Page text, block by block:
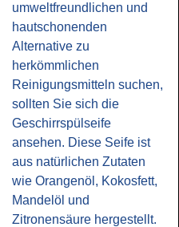
umweltfreundlichen und
hautschonenden
Alternative zu
herkömmlichen
Reinigungsmitteln suchen,
sollten Sie sich die
Geschirrspülseife
ansehen. Diese Seife ist
aus natürlichen Zutaten
wie Orangenöl, Kokosfett,
Mandelöl und
Zitronensäure hergestellt.